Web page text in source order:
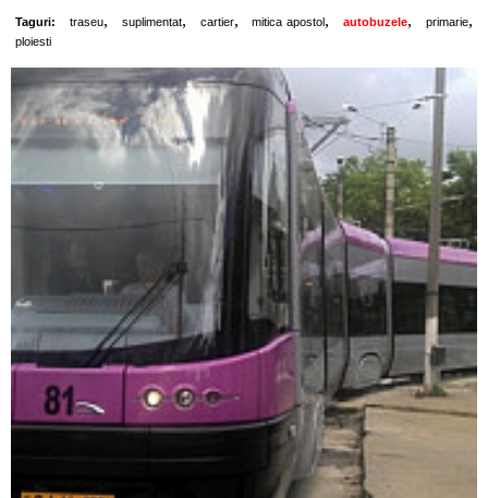
Taguri: traseu, suplimentat, cartier, mitica apostol, autobuzele, primarie,
ploiesti